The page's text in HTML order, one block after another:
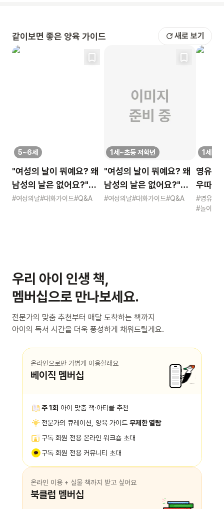
같이보면 좋은 양육 가이드 새로 보기
5~6세
"여성의 날이 뭐예요? 왜
남성의 날은 없어요?"
묻는 어린이에게 이렇게
#여성의날#대화가이드#Q&A
1세~초등 저학년
"여성의 날이 뭐예요? 왜
남성의 날은 없어요?"
묻는 어린이에게 이렇게
#여성의날#대화가이드#Q&A
1세~초
영유
우따따
영유아
#영유아
#놀이
우리 아이 인생 책,
멤버십으로 만나보세요.
전문가의 맞춤 추천부터 매달 도착하는 책까지
아이의 독서 시간을 더욱 풍성하게 채워드릴게요.
온라인으로만 가볍게 이용할래요
베이직 멤버십
주 1회 아이 맞춤 책·아티클 추천
전문가의 큐레이션, 양육 가이드 무제한 열람
구독 회원 전용 온라인 워크숍 초대
구독 회원 전용 커뮤니티 초대
온라인 이용 + 실물 책까지 받고 싶어요
북클럽 멤버십